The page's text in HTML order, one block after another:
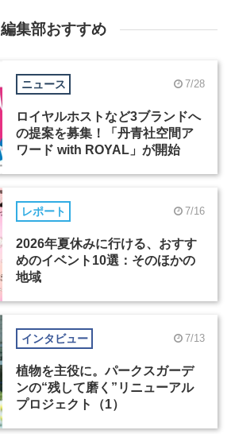
編集部おすすめ
ニュース 7/28
ロイヤルホストなど3ブランドへ
の提案を募集！「丹青社空間ア
ワード with ROYAL」が開始
レポート 7/16
2026年夏休みに行ける、おすす
めのイベント10選：そのほかの
地域
インタビュー 7/13
植物を主役に。パークスガーデ
ンの“残して磨く”リニューアル
プロジェクト（1）